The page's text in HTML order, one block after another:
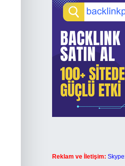
Reklam ve İletişim: